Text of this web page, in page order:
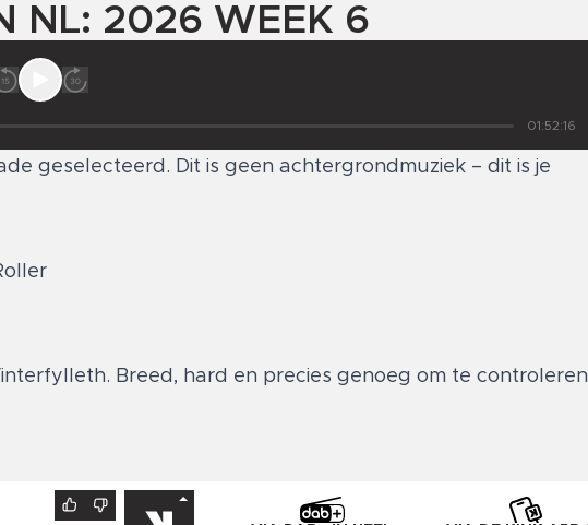
NL: 2026 WEEK 6
01:52:16
geselecteerd. Dit is geen achtergrondmuziek – dit is je
Breed, hard en precies genoeg om te controleren